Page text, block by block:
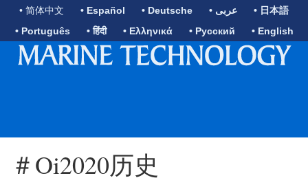
• 简体中文 • Español • Deutsche • عربى
• 日本語
• Português
• हिंदी • Ελληνικά • Русский • English
＃Oi2020历史